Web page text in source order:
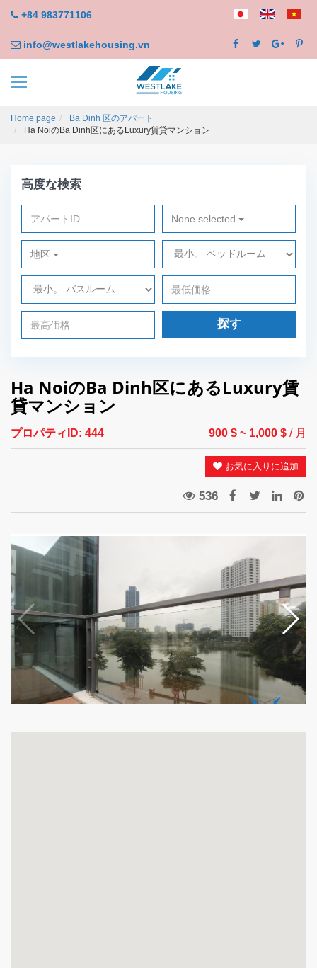
+84 983771106
info@westlakehousing.vn
Home page
Ba Dinh 区のアパート
Ha NoiのBa Dinh区にあるLuxury賃貸マンション
高度な検索
None selected
地区
探す
Ha NoiのBa Dinh区にあるLuxury賃
貸マンション
プロパティID: 444 900 $ ~ 1,000 $ / 月
お気に入りに追加
536